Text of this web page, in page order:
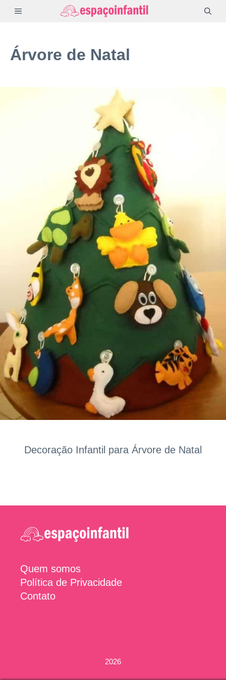
Pular
conteúdo
MENU
Árvore de Natal
Decoração Infantil para Árvore de Natal
Quem somos
Política de Privacidade
Contato
2026